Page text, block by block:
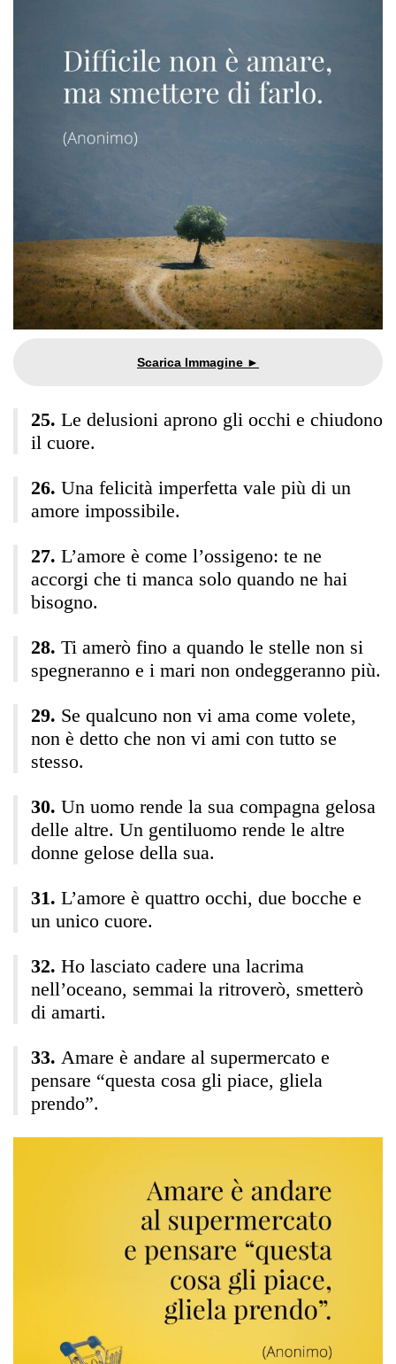
Le delusioni aprono gli occhi e chiudono
il cuore.
Una felicità imperfetta vale più di un
amore impossibile.
L’amore è come l’ossigeno: te ne
accorgi che ti manca solo quando ne hai
bisogno.
Ti amerò fino a quando le stelle non si
spegneranno e i mari non ondeggeranno più.
Se qualcuno non vi ama come volete,
non è detto che non vi ami con tutto se
stesso.
Un uomo rende la sua compagna gelosa
delle altre. Un gentiluomo rende le altre
donne gelose della sua.
L’amore è quattro occhi, due bocche e
un unico cuore.
Ho lasciato cadere una lacrima
nell’oceano, semmai la ritroverò, smetterò
di amarti.
Amare è andare al supermercato e
pensare “questa cosa gli piace, gliela
prendo”.